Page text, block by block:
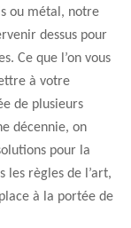
ou métal, notre
dessus pour
Ce que l’on vous
à votre
de plusieurs
décennie, on
pour la
les règles de l’art,
à la portée de